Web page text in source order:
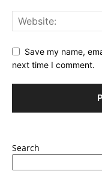
Save my name,
next time I comment.
Search